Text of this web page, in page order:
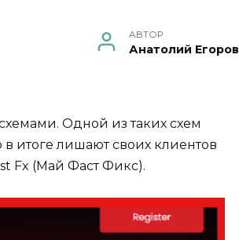
АВТОР
Анатолий Егоров
Одной из таких схем
итоге лишают своих клиентов
Fx (Май Фаст Фикс).